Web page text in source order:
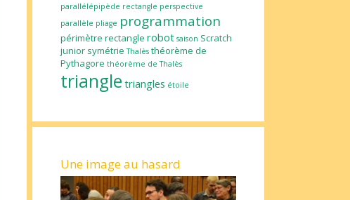
parallélépipède rectangle perspective
parallèle pliage programmation
périmètre rectangle robot saison Scratch
junior symétrie Thalès théorème de
Pythagore théorème de Thalès
triangle triangles étoile
Une image au hasard